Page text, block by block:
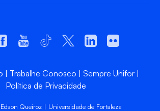
Trabalhe Conosco
Sempre Unifor
Política de Privacidade
Queiroz | Universidade de Fortaleza